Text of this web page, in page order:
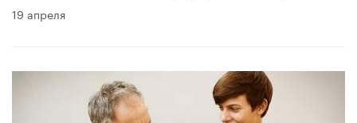
19 апреля